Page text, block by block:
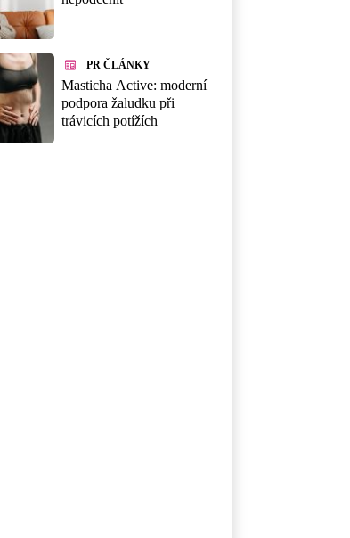
PR ČLÁNKY
Masticha Active: moderní
podpora žaludku při
trávicích potížích